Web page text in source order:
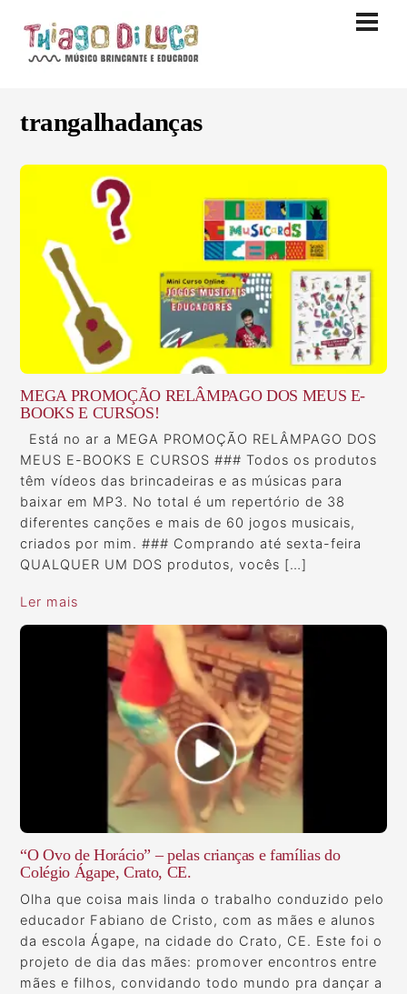
content
trangalhadanças
MEGA PROMOÇÃO RELÂMPAGO DOS MEUS E-
BOOKS E CURSOS!
Está no ar a MEGA PROMOÇÃO RELÂMPAGO DOS
MEUS E-BOOKS E CURSOS ### Todos os produtos
têm vídeos das brincadeiras e as músicas para
baixar em MP3. No total é um repertório de 38
diferentes canções e mais de 60 jogos musicais,
criados por mim. ### Comprando até sexta-feira
QUALQUER UM DOS produtos, vocês […]
Ler mais
“O Ovo de Horácio” – pelas crianças e famílias do
Colégio Ágape, Crato, CE.
Olha que coisa mais linda o trabalho conduzido pelo
educador Fabiano de Cristo, com as mães e alunos
da escola Ágape, na cidade do Crato, CE. Este foi o
projeto de dia das mães: promover encontros entre
mães e filhos, convidando todo mundo pra dançar a